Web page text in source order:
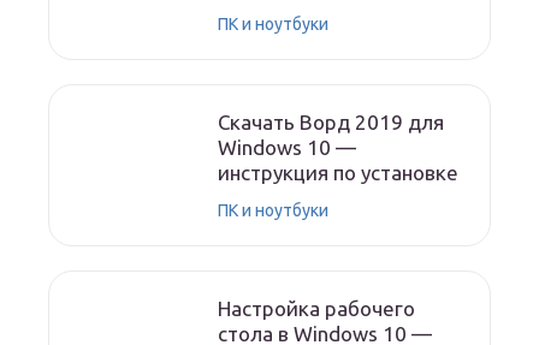
ПК и ноутбуки
Скачать Ворд 2019 для
Windows 10 —
инструкция по установке
ПК и ноутбуки
Настройка рабочего
стола в Windows 10 —